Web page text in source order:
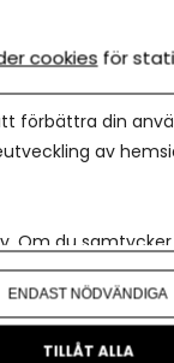
i
Men gör
cookies för
förbättra din
av
. Om du
hittar du den
ENDAST NÖDVÄNDIGA
TILLÅT ALLA